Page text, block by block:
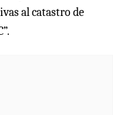
al catastro de